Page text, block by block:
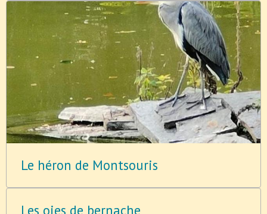
Le héron de Montsouris
Les oies de bernache